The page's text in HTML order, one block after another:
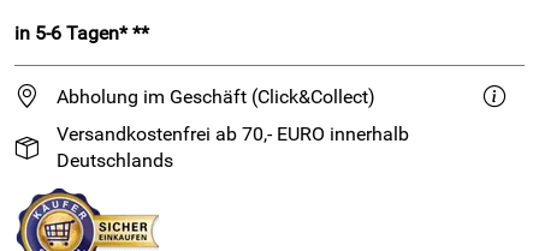
in 5-6 Tagen* **
Abholung im Geschäft (Click&Collect)
Versandkostenfrei ab 70,- EURO innerhalb
Deutschlands